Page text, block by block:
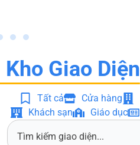
Kho Giao Diện
Tất cả Cửa hàng
Khách sạn
Giáo dục
S